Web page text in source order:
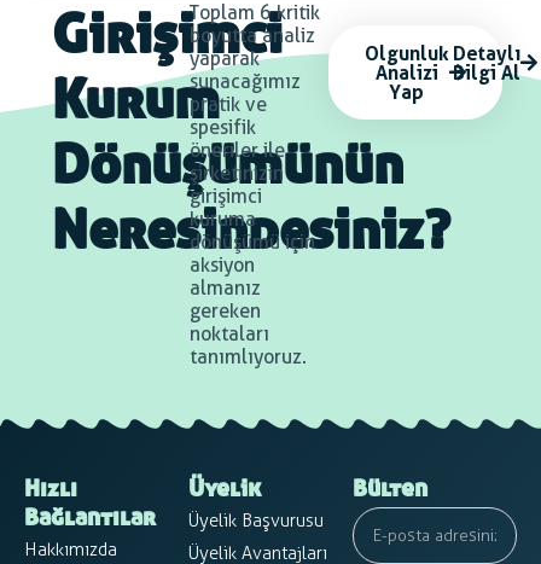
Girişimci
Kurum
Dönüşümünün
Neresindesiniz?
Toplam 6 kritik
boyutta analiz
yaparak
sunacağımız
pratik ve
spesifik
öneriler ile
şirketinizin
girişimci
kuruma
dönüşümü için
aksiyon
almanız
gereken
noktaları
tanımlıyoruz.
Olgunluk
Analizi
Yap
Detaylı
Bilgi Al
Hızlı
Bağlantılar
Hakkımızda
Üyelik
Üyelik Başvurusu
Üyelik Avantajları
Bülten